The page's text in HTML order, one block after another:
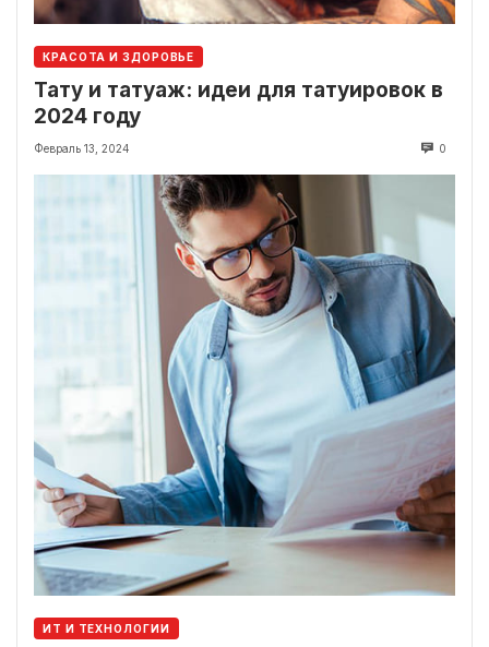
КРАСОТА И ЗДОРОВЬЕ
Тату и татуаж: идеи для татуировок в
2024 году
Февраль 13, 2024 0
ИТ И ТЕХНОЛОГИИ